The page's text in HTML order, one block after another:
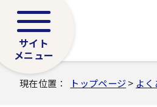
サイト
メニュー
現在位置： トップページ > よ